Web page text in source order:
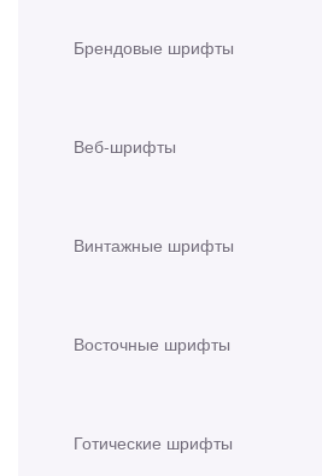
Брендовые шрифты
Веб-шрифты
Винтажные шрифты
Восточные шрифты
Готические шрифты